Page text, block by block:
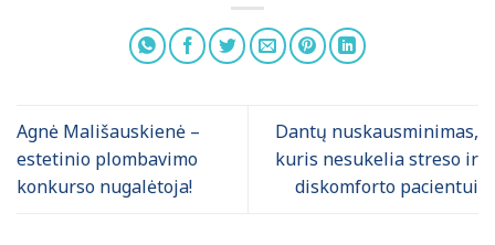
Agnė Mališauskienė –
estetinio plombavimo
konkurso nugalėtoja!
Dantų nuskausminimas,
kuris nesukelia streso ir
diskomforto pacientui